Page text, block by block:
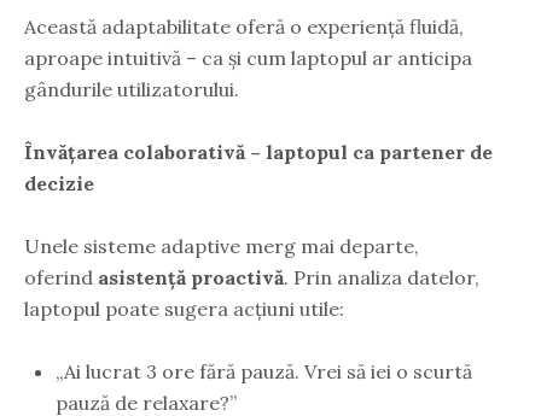
Această adaptabilitate oferă o experiență fluidă,
aproape intuitivă – ca și cum laptopul ar anticipa
gândurile utilizatorului.
Învățarea colaborativă – laptopul ca partener de
decizie
Unele sisteme adaptive merg mai departe,
oferind asistență proactivă. Prin analiza datelor,
laptopul poate sugera acțiuni utile:
„Ai lucrat 3 ore fără pauză. Vrei să iei o scurtă
pauză de relaxare?”